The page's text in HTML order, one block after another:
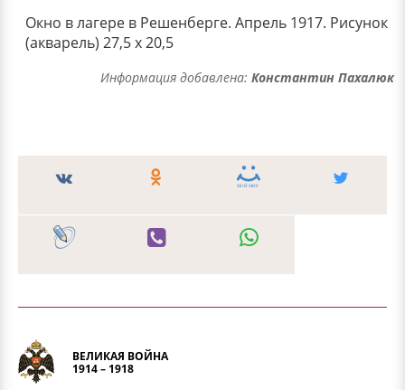
Окно в лагере в Решенберге. Апрель 1917. Рисунок
(акварель) 27,5 х 20,5
Информация добавлена:Константин Пахалюк
ВЕЛИКАЯ ВОЙНА
1914 – 1918